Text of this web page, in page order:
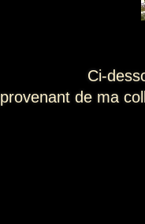
Ci-dessous,
provenant de ma